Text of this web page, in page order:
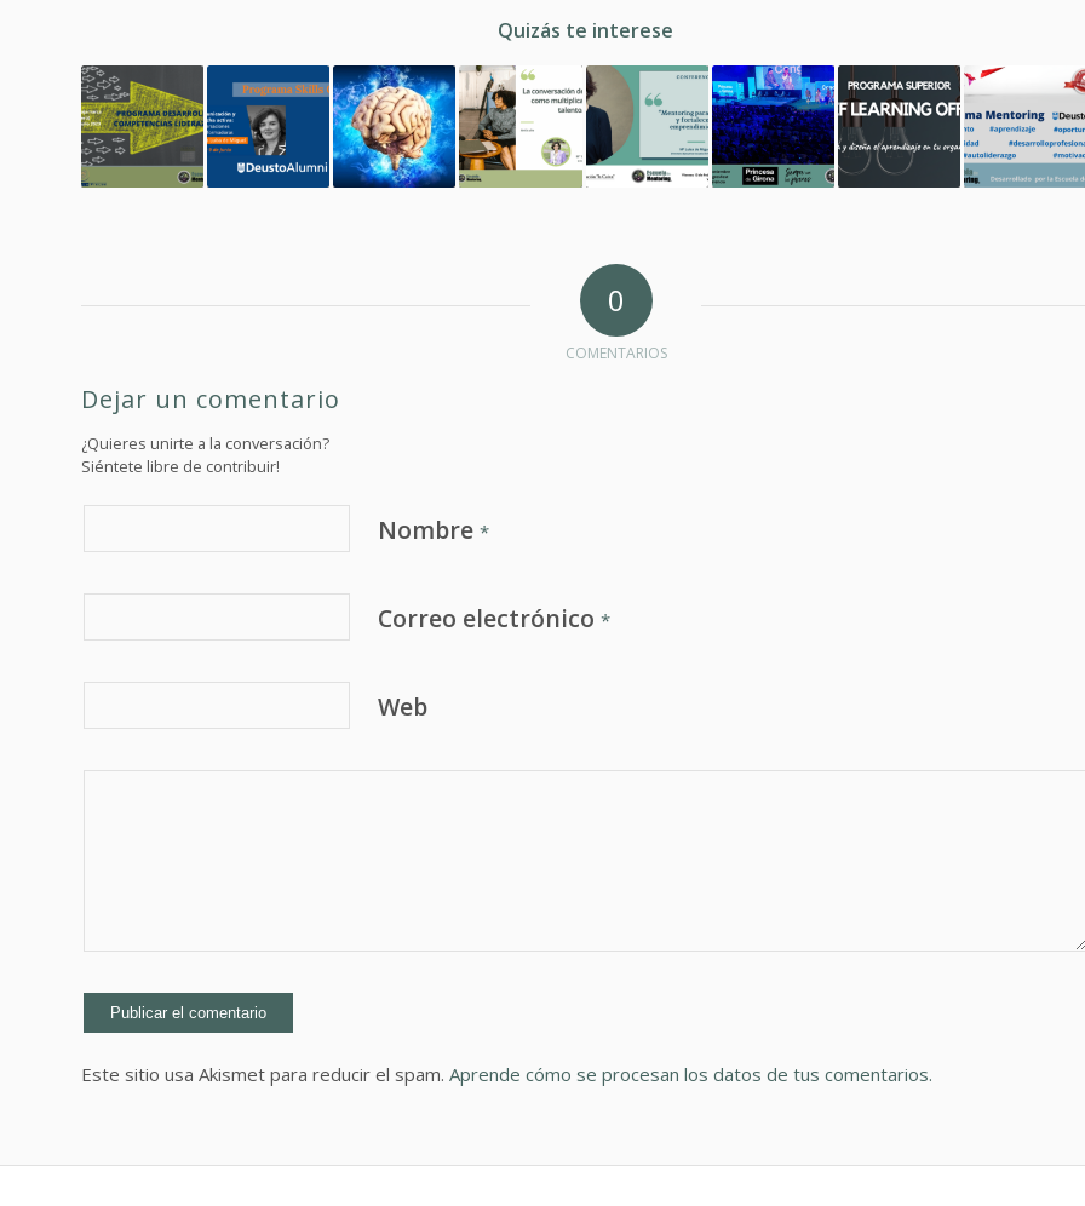
Quizás te interese
0
COMENTARIOS
Dejar un comentario
¿Quieres unirte a la conversación?
Siéntete libre de contribuir!
Nombre *
Correo electrónico *
Web
Este sitio usa Akismet para reducir el spam. Aprende cómo se procesan los datos de tus comentarios.